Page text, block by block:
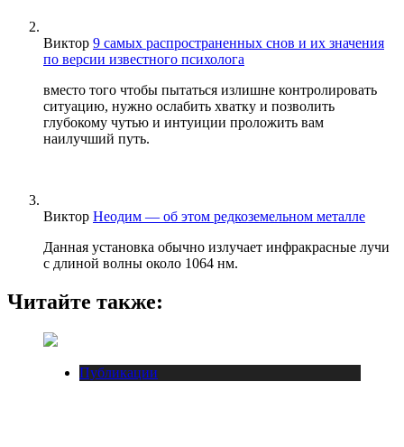
Виктор 9 самых распространенных снов и их значения
по версии известного психолога
вместо того чтобы пытаться излишне контролировать
ситуацию, нужно ослабить хватку и позволить
глубокому чутью и интуиции проложить вам
наилучший путь.
Виктор Неодим — об этом редкоземельном металле
Данная установка обычно излучает инфракрасные лучи
с длиной волны около 1064 нм.
Читайте также:
Публикации